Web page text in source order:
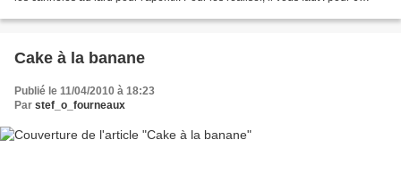
Cake à la banane
Publié le 11/04/2010 à 18:23
Par stef_o_fourneaux